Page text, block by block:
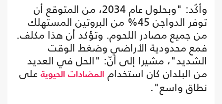
وأكّد: "وبحلول عام 2034، من المتوقع أن
توفر الدواجن 45% من البروتين المستهلك
من جميع مصادر اللحوم. وتؤكد أن هذا مكلف.
فمع محدودية الأراضي وضغط الوقت
الشديد"، مشيرا إلى أنّ: "الحل في العديد
من البلدان كان استخدام المضادات الحيوية على
نطاق واسع".